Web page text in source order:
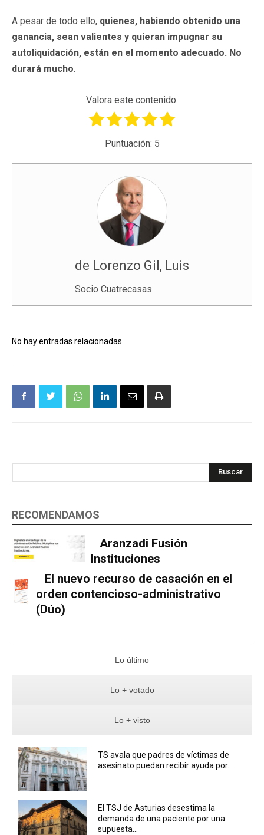
A pesar de todo ello, quienes, habiendo obtenido una
ganancia, sean valientes y quieran impugnar su
autoliquidación, están en el momento adecuado. No
durará mucho.
Valora este contenido.
Puntuación: 5
de Lorenzo Gil, Luis
Socio Cuatrecasas
No hay entradas relacionadas
Buscar
RECOMENDAMOS
Aranzadi Fusión
Instituciones
El nuevo recurso de casación en el
orden contencioso-administrativo
(Dúo)
Lo último
Lo + votado
Lo + visto
TS avala que padres de víctimas de
asesinato puedan recibir ayuda por...
El TSJ de Asturias desestima la
demanda de una paciente por una
supuesta...